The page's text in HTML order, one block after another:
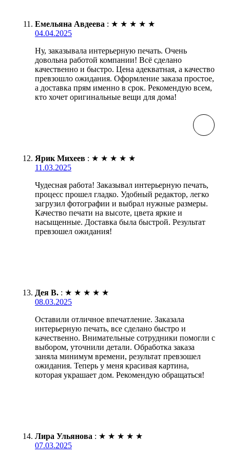
Емельяна Авдеева : ★ ★ ★ ★ ★
04.04.2025
Ну, заказывала интерьерную печать. Очень
довольна работой компании! Всё сделано
качественно и быстро. Цена адекватная, а качество
превзошло ожидания. Оформление заказа простое,
а доставка прям именно в срок. Рекомендую всем,
кто хочет оригинальные вещи для дома!
Ярик Михеев : ★ ★ ★ ★ ★
11.03.2025
Чудесная работа! Заказывал интерьерную печать,
процесс прошел гладко. Удобный редактор, легко
загрузил фотографии и выбрал нужные размеры.
Качество печати на высоте, цвета яркие и
насыщенные. Доставка была быстрой. Результат
превзошел ожидания!
Дея В. : ★ ★ ★ ★ ★
08.03.2025
Оставили отличное впечатление. Заказала
интерьерную печать, все сделано быстро и
качественно. Внимательные сотрудники помогли с
выбором, уточнили детали. Обработка заказа
заняла минимум времени, результат превзошел
ожидания. Теперь у меня красивая картина,
которая украшает дом. Рекомендую обращаться!
Лира Ульянова : ★ ★ ★ ★ ★
07.03.2025